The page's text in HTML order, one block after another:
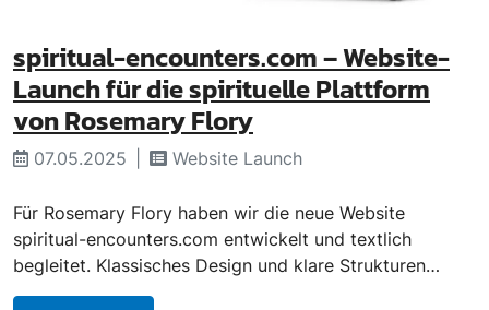
spiritual-encounters.com – Website-
Launch für die spirituelle Plattform
von Rosemary Flory
07.05.2025 Website Launch
Für Rosemary Flory haben wir die neue Website
spiritual-encounters.com entwickelt und textlich
begleitet. Klassisches Design und klare Strukturen…